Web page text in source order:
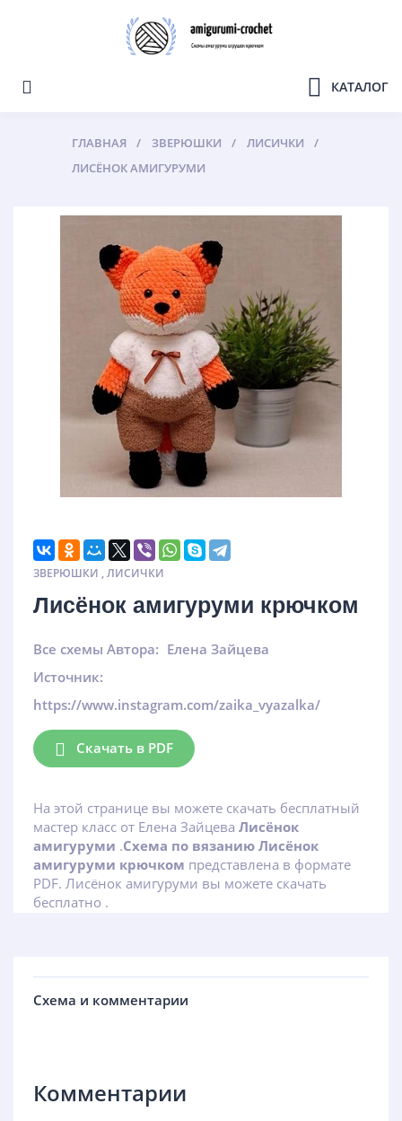
КАТАЛОГ
ГЛАВНАЯ ЗВЕРЮШКИ
ЛИСИЧКИ
ЛИСЁНОК АМИГУРУМИ
ЗВЕРЮШКИ ,ЛИСИЧКИ
Лисёнок амигуруми крючком
Все схемы Автора: Елена Зайцева
Источник:
https://www.instagram.com/zaika_vyazalka/
Скачать в PDF
На этой странице вы можете скачать бесплатный
мастер класс от Елена Зайцева Лисёнок
амигуруми .Схема по вязанию Лисёнок
амигуруми крючком представлена в формате
PDF. Лисёнок амигуруми вы можете скачать
бесплатно .
Схема и комментарии
Комментарии